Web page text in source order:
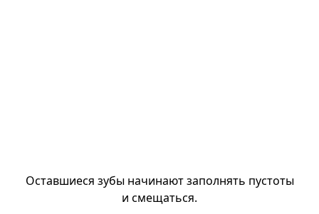
Оставшиеся зубы начинают заполнять пустоты
и смещаться.